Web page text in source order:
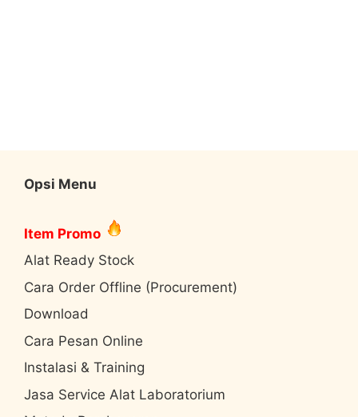
Opsi Menu
Item Promo
Alat Ready Stock
Cara Order Offline (Procurement)
Download
Cara Pesan Online
Instalasi & Training
Jasa Service Alat Laboratorium